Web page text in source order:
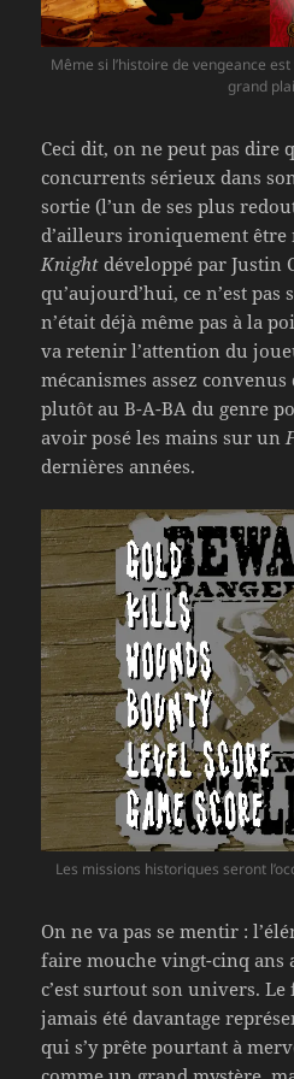
Même si l’histoire de vengeance
grand
Ceci dit, on ne peut pas dire
concurrents sérieux dans
sortie (l’un de ses plus
d’ailleurs ironiquement
Knight développé par Justin
qu’aujourd’hui, ce n’est
n’était déjà même pas à la
va retenir l’attention du
mécanismes assez
plutôt au B-A-BA du genre
avoir posé les mains sur un
dernières années.
Les missions historiques seront
On ne va pas se mentir :
faire mouche vingt-cinq ans
c’est surtout son univers.
jamais été davantage
qui s’y prête pourtant à